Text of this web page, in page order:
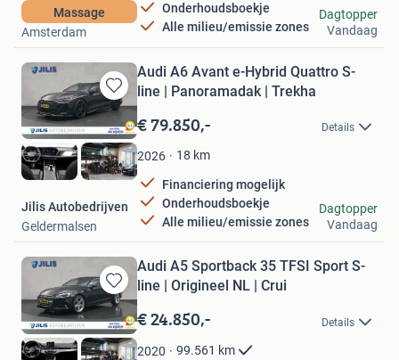
Massage
Onderhoudsboekje
Alle milieu/emissie zones
MILANIR Exclusives
Amsterdam
Dagtopper
Vandaag
Bewaren
in
Mijn
Favorieten
Audi A6 Avant e-Hybrid Quattro S-
line | Panoramadak | Trekha
€ 79.850,- Details
2026 18 km
Financiering mogelijk
Onderhoudsboekje
Alle milieu/emissie zones
Jilis Autobedrijven
Geldermalsen
Dagtopper
Vandaag
Bewaren
in
Mijn
Favorieten
Audi A5 Sportback 35 TFSI Sport S-
line | Origineel NL | Crui
€ 24.850,- Details
2020 99.561 km